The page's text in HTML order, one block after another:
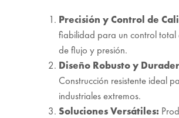
Precisión y Control de
fiabilidad para un control total
de flujo y presión.
Diseño Robusto y
Construcción resistente ideal
industriales extremos.
Soluciones Versátiles: